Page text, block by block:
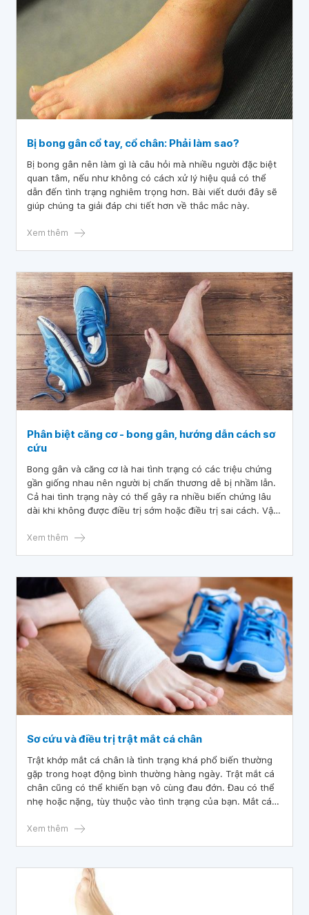
Bị bong gân cổ tay, cổ chân: Phải làm sao?
Bị bong gân nên làm gì là câu hỏi mà nhiều người đặc biệt
quan tâm, nếu như không có cách xử lý hiệu quả có thể
dẫn đến tình trạng nghiêm trọng hơn. Bài viết dưới đây sẽ
giúp chúng ta giải đáp chi tiết hơn về thắc mắc này.
Xem thêm
Phân biệt căng cơ - bong gân, hướng dẫn cách sơ
cứu
Bong gân và căng cơ là hai tình trạng có các triệu chứng
gần giống nhau nên người bị chấn thương dễ bị nhầm lẫn.
Cả hai tình trạng này có thể gây ra nhiều biến chứng lâu
dài khi không được điều trị sớm hoặc điều trị sai cách. Vậy
gân và căng cơ hiệu quả?
Xem thêm
Sơ cứu và điều trị trật mắt cá chân
Trật khớp mắt cá chân là tình trạng khá phổ biến thường
gặp trong hoạt động bình thường hàng ngày. Trật mắt cá
chân cũng có thể khiến bạn vô cùng đau đớn. Đau có thể
nhẹ hoặc nặng, tùy thuộc vào tình trạng của bạn. Mắt cá
chân của mình. Để điều trị dứt điểm tình trạng đó, bạn cần
Xem thêm